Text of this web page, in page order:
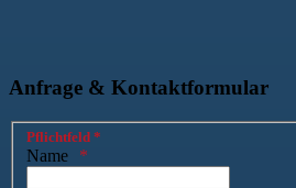
Anfrage & Kontaktformular
Pflichtfeld *
Name